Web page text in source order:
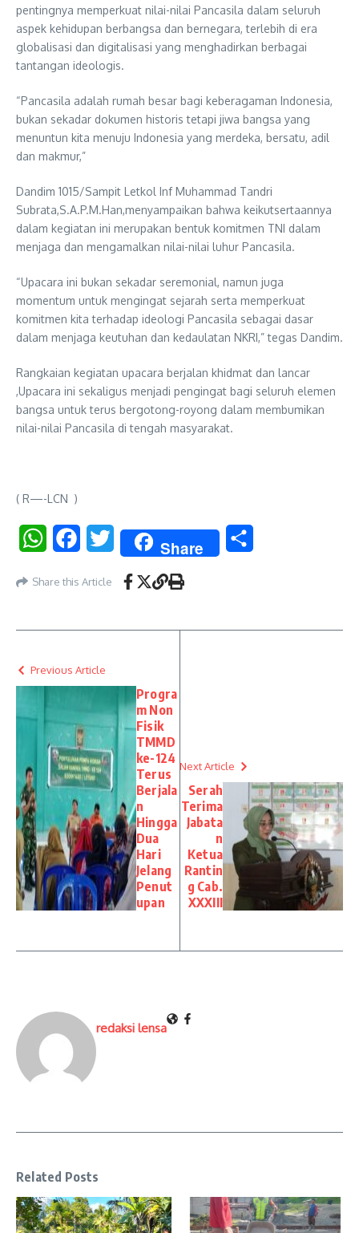
pentingnya memperkuat nilai-nilai Pancasila dalam seluruh
aspek kehidupan berbangsa dan bernegara, terlebih di era
globalisasi dan digitalisasi yang menghadirkan berbagai
tantangan ideologis.
“Pancasila adalah rumah besar bagi keberagaman Indonesia,
bukan sekadar dokumen historis tetapi jiwa bangsa yang
menuntun kita menuju Indonesia yang merdeka, bersatu, adil
dan makmur,”
Dandim 1015/Sampit Letkol Inf Muhammad Tandri
Subrata,S.A.P.M.Han,menyampaikan bahwa keikutsertaannya
dalam kegiatan ini merupakan bentuk komitmen TNI dalam
menjaga dan mengamalkan nilai-nilai luhur Pancasila.
“Upacara ini bukan sekadar seremonial, namun juga
momentum untuk mengingat sejarah serta memperkuat
komitmen kita terhadap ideologi Pancasila sebagai dasar
dalam menjaga keutuhan dan kedaulatan NKRI,” tegas Dandim.
Rangkaian kegiatan upacara berjalan khidmat dan lancar
,Upacara ini sekaligus menjadi pengingat bagi seluruh elemen
bangsa untuk terus bergotong-royong dalam membumikan
nilai-nilai Pancasila di tengah masyarakat.
( R—-LCN )
WhatsAppFacebookTwitter Share
Share this Article
Previous Article
Progra
m Non
Fisik
TMMD
ke-124
Terus
Berjala
n
Hingga
Dua
Hari
Jelang
Penut
upan
Next Article
Serah
Terima
Jabata
n
Ketua
Rantin
g Cab.
XXXIII
redaksi lensa
Related Posts